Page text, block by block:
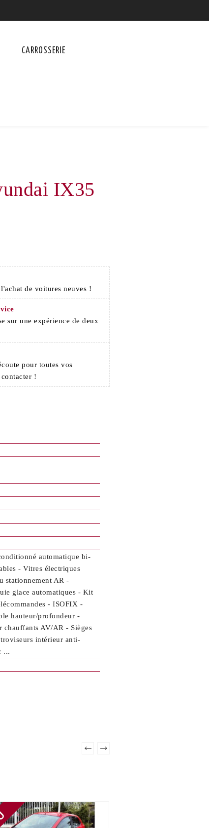
CARROSSERIE
IX35
de voitures neuves !
sur une expérience de deux
pour toutes vos
!
automatique bi-
- Vitres électriques
stationnement AR -
glace automatiques - Kit
- ISOFIX -
hauteur/profondeur -
chauffants AV/AR - Sièges
intérieur anti-
...